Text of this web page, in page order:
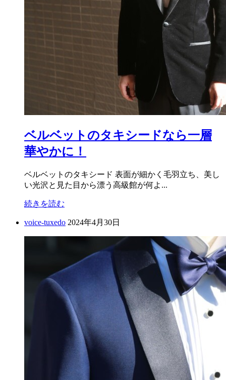
ベルベットのタキシードなら一層
華やかに！
ベルベットのタキシード 表面が細かく毛羽立ち、美し
い光沢と見た目から漂う高級館が何よ...
続きを読む
voice-tuxedo 2024年4月30日